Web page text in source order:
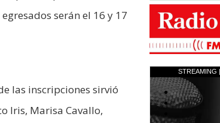
serán el 16 y 17
las inscripciones sirvió
Iris, Marisa Cavallo,